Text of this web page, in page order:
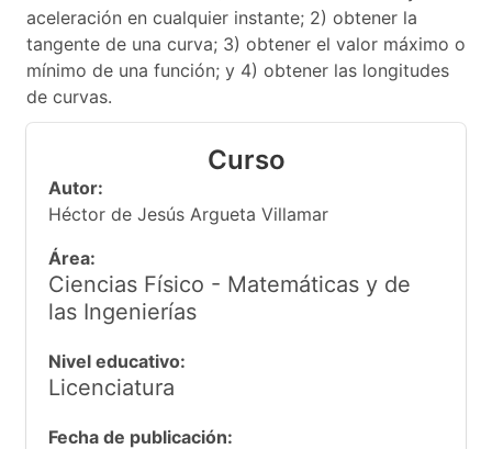
aceleración en cualquier instante; 2) obtener la
tangente de una curva; 3) obtener el valor máximo o
mínimo de una función; y 4) obtener las longitudes
de curvas.
Curso
Autor:
Héctor de Jesús Argueta Villamar
Área:
Ciencias Físico - Matemáticas y de
las Ingenierías
Nivel educativo:
Licenciatura
Fecha de publicación: